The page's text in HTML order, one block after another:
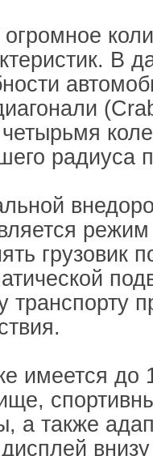
В
радиуса
грузовик
транспорту
имеется до
а также
внизу